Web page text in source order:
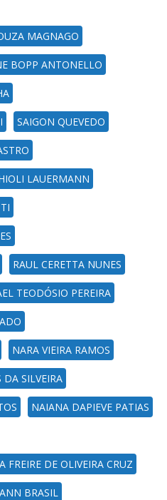
MAGNAGO
BOPP ANTONELLO
SAIGON QUEVEDO
LAUERMANN
RAUL CERETTA NUNES
TEODÓSIO PEREIRA
NARA VIEIRA RAMOS
SILVEIRA
NAIANA DAPIEVE PATIAS
FREIRE DE OLIVEIRA CRUZ
BRASIL